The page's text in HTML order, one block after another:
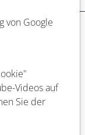
von Google
Videos auf
Sie der